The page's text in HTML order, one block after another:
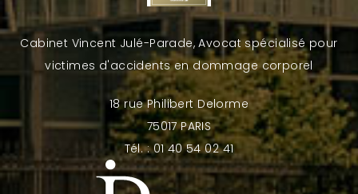
Cabinet Vincent Julé-Parade, Avocat spécialisé pour
victimes d'accidents en dommage corporel
18 rue Philibert Delorme
75017 PARIS
Tél. : 01 40 54 02 41